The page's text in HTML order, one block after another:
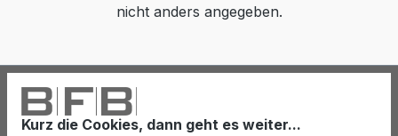
Kurz die Cookies, dann geht es weiter...
nicht anders angegeben.